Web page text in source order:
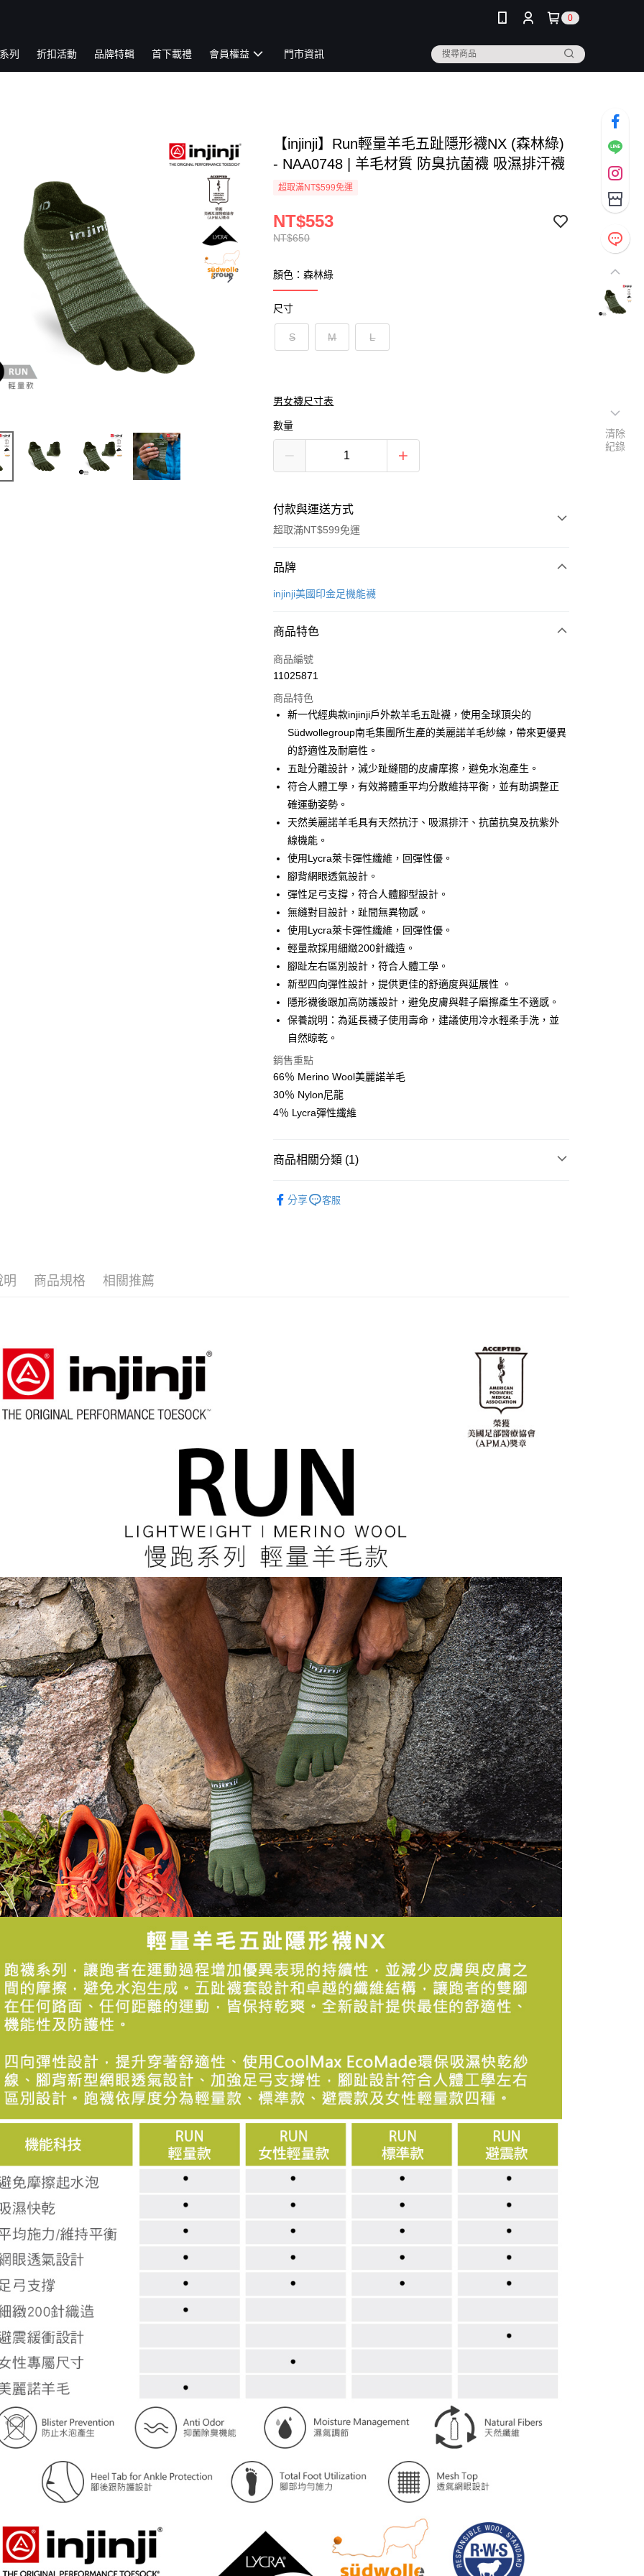
0
列 折扣活動 品牌特輯 首下載禮 會員權益 門市資訊
【injinji】Run輕量羊毛五趾隱形襪NX (森林綠)
- NAA0748 | 羊毛材質 防臭抗菌襪 吸濕排汗襪
超取滿NT$599免運
NT$650
NT$553
顏色：森林綠
尺寸
S M L
男女襪尺寸表
數量
付款與運送方式
超取滿NT$599免運
付款方式
信用卡一次付款
Apple Pay
街口支付
Google Pay
全盈+PAY
AFTEE先享後付
相關說明
【關於「AFTEE先享後付」】
便利好安心！
１．簡單：不需註冊會員、不需綁卡、不需儲值。
２．便利：只要手機號碼，簡訊認證，即可結帳。
３．安心：先確認商品／服務後，再付款。
【「AFTEE先享後付」結帳流程】
付」結帳頁面，進行簡訊認證並確認金額後，即可完成結帳。
２．訂單成立數日內，您將收到繳費通知簡訊。
３．收到繳費通知簡訊後14天內，點擊此簡訊中的連結，可透過四大超商
／ATM／網路銀行／等多元方式進行付款，方視為交易完成。
※ 請注意：結帳手續完成當下不需立刻繳費，但若您需要取消訂單，請聯
絡購買商品的店家。未經商家同意取消之訂單仍視為有效，需透過AFTEE
先享後付繳納相關費用。
※ 交易是否成功請以「AFTEE先享後付 」之結帳頁面顯示為準，若有關於
是否繳費成功／繳費後需取消欲退款等相關疑問，請聯繫「AFTEE先享後
https://netprotections.freshdesk.com/support/home
【注意事項】
１．透過由恩沛科技股份有限公司提供之「AFTEE先享後付」服務完成之
交易，需依本服務之必要範圍內提供個人資料，並將交易相關給付款項請
https://aftee.tw/terms/#terms3
任。
ATM付款
運送方式
全家取貨付款
付款後全家取貨
每筆NT$60，滿NT$599(含以上)免運費
萊爾富取貨付款
每筆NT$60，滿NT$799(含以上)免運費
付款後萊爾富取貨
每筆NT$60，滿NT$799(含以上)免運費
宅配
品牌
injinji美國印金足機能襪
商品特色
商品編號
11025871
商品特色
新一代經典款injinji戶外款羊毛五趾襪，使用全球頂尖的
Südwollegroup南毛集團所生產的美麗諾羊毛紗線，帶來更優異
的舒適性及耐磨性。
五趾分離設計，減少趾縫間的皮膚摩擦，避免水泡產生。
符合人體工學，有效將體重平均分散維持平衡，並有助調整正
確運動姿勢。
天然美麗諾羊毛具有天然抗汙、吸濕排汗、抗菌抗臭及抗紫外
線機能。
使用Lycra萊卡彈性纖維，回彈性優。
腳背網眼透氣設計。
彈性足弓支撐，符合人體腳型設計。
無縫對目設計，趾間無異物感。
使用Lycra萊卡彈性纖維，回彈性優。
輕量款採用細緻200針織造。
腳趾左右區別設計，符合人體工學。
新型四向彈性設計，提供更佳的舒適度與延展性 。
隱形襪後跟加高防護設計，避免皮膚與鞋子磨擦產生不適感。
保養說明：為延長襪子使用壽命，建議使用冷水輕柔手洗，並
自然晾乾。
銷售重點
66％ Merino Wool美麗諾羊毛
30％ Nylon尼龍
4％ Lycra彈性纖維
商品相關分類 (1)
分享
客服
明 商品規格 相關推薦
清除
紀錄